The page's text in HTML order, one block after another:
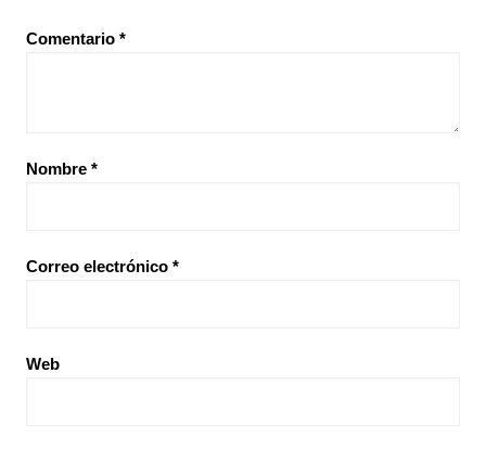
Comentario *
Nombre *
Correo electrónico *
Web